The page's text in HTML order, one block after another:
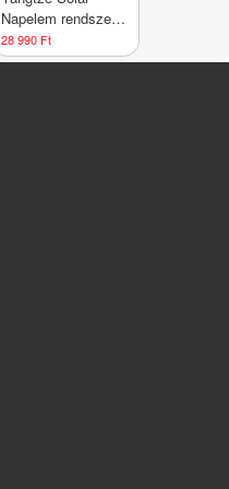
Napelem rendszer
50 W
monokristályos
28 990 Ft